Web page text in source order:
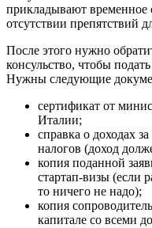
прикладывают временное
отсутствии препятствий
После этого нужно
консульство, чтобы
Нужны следующие
сертификат от
Италии;
справка о доходах
налогов (доход
копия поданной
стартап-визы (если
то ничего не надо);
копия
капитале со всеми